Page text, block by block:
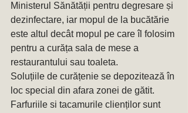
Ministerul Sănătății pentru degresare și
dezinfectare, iar mopul de la bucătărie
este altul decât mopul pe care îl folosim
pentru a curăța sala de mese a
restaurantului sau toaleta.
Soluțiile de curățenie se depozitează în
loc special din afara zonei de gătit.
Farfuriile si tacamurile clienților sunt